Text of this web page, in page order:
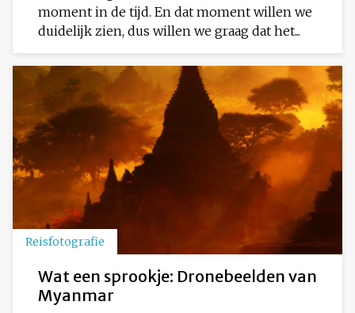
moment in de tijd. En dat moment willen we
duidelijk zien, dus willen we graag dat het...
Reisfotografie
Wat een sprookje: Dronebeelden van
Myanmar